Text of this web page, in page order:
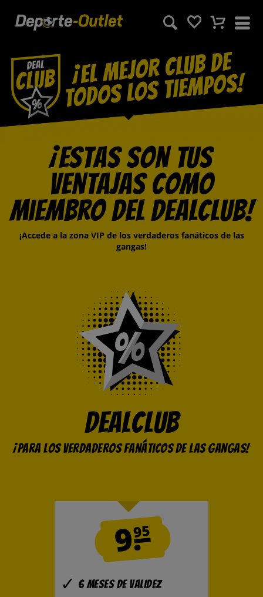
¡Estas son tus
ventajas como
miembro del DealClub!
¡Accede a la zona VIP de los verdaderos fanáticos de las
gangas!
DealClub
¡Para los verdaderos fanáticos de las gangas!
9.95
6 meses de validez